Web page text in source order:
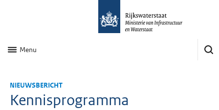
Menu
NIEUWSBERICHT
Kennisprogramma